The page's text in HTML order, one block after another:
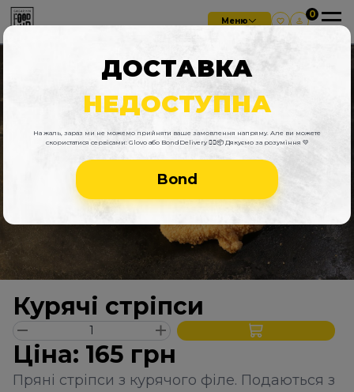
ДОСТАВКА
НЕДОСТУПНА
На жаль, зараз ми не можемо прийняти ваше замовлення напряму. Але ви можете
скористатися сервісами: Glovo або BondDelivery 🚴‍♂️📦 Дякуємо за розуміння 💛
Bond
Меню
Курячі стріпси
Ціна: 165 грн
Пряні стріпси з курячого філе. Подаються з